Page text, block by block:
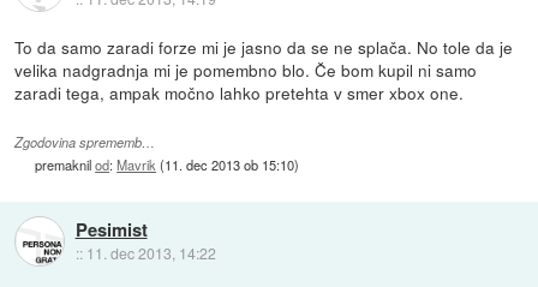
To da samo zaradi forze mi je jasno da se ne splača. No tole da je
velika nadgradnja mi je pomembno blo. Če bom kupil ni samo
zaradi tega, ampak močno lahko pretehta v smer xbox one.
Zgodovina sprememb…
premaknilod:Mavrik (11. dec 2013 ob 15:10)
Pesimist
:: 11. dec 2013, 14:22